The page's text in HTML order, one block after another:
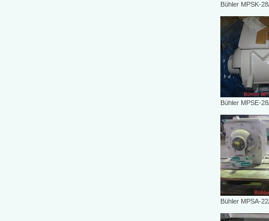
Bühler MPSK-
Bühler MPSE-
Bühler MPSA-